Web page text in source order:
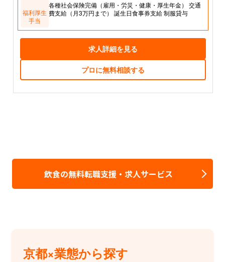
福利厚生
手当
各種社会保険完備（雇用・労災・健康・厚生年金） 交通
費支給（月3万円まで） 誕生日食事券支給 制服貸与
求人詳細を見る
プロに無料相談する
飲食の無料転職支援・求人サービス
京都×業態から探す